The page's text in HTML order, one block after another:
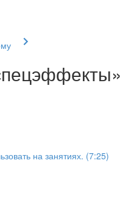
на занятиях. (7:25)